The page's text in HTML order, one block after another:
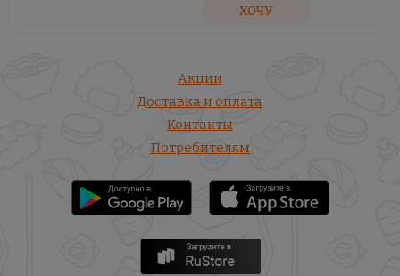
ХОЧУ
Акции
Доставка и оплата
Контакты
Потребителям